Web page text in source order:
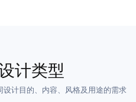
计类型
计目的、内容、风格及用途的需求